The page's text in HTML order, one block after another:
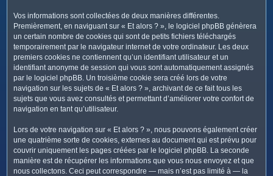
Vos informations sont collectées de deux manières différentes.
Premièrement, en naviguant sur « Et alors ? », le logiciel phpBB génèrera
un certain nombre de cookies qui sont de petits fichiers téléchargés
temporairement par le navigateur internet de votre ordinateur. Les deux
premiers cookies ne contiennent qu’un identifiant utilisateur et un
identifiant anonyme de session qui vous sont automatiquement assignés
par le logiciel phpBB. Un troisième cookie sera créé lors de votre
navigation sur les sujets de « Et alors ? », archivant de ce fait tous les
sujets que vous avez consultés et permettant d’améliorer votre confort de
navigation en tant qu’utilisateur.
Lors de votre navigation sur « Et alors ? », nous pouvons également créer
une quatrième sorte de cookies, externes au document qui est prévu pour
couvrir uniquement les pages créées par le logiciel phpBB. La seconde
manière est de récupérer les informations que vous nous envoyez et que
nous collectons. Ceci peut correspondre — mais n’est pas limité à — la